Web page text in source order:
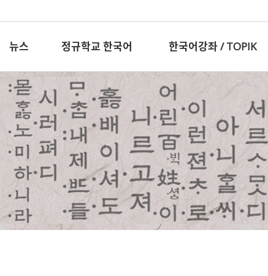
뉴스 정규학교 한국어 한국어강좌 / TOPIK